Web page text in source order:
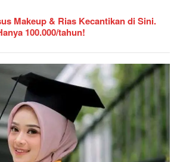
Makeup & Rias Kecantikan di Sini.
100.000/tahun!